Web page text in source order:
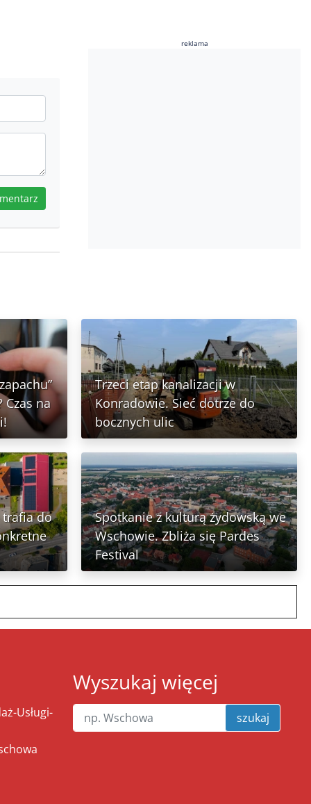
reklama
Czas na
Trzeci etap kanalizacji w
Konradowie. Sieć dotrze do
bocznych ulic
trafia do
Spotkanie z kulturą żydowską we
Wschowie. Zbliża się Pardes
Festival
Usługi-
Wyszukaj więcej
szukaj